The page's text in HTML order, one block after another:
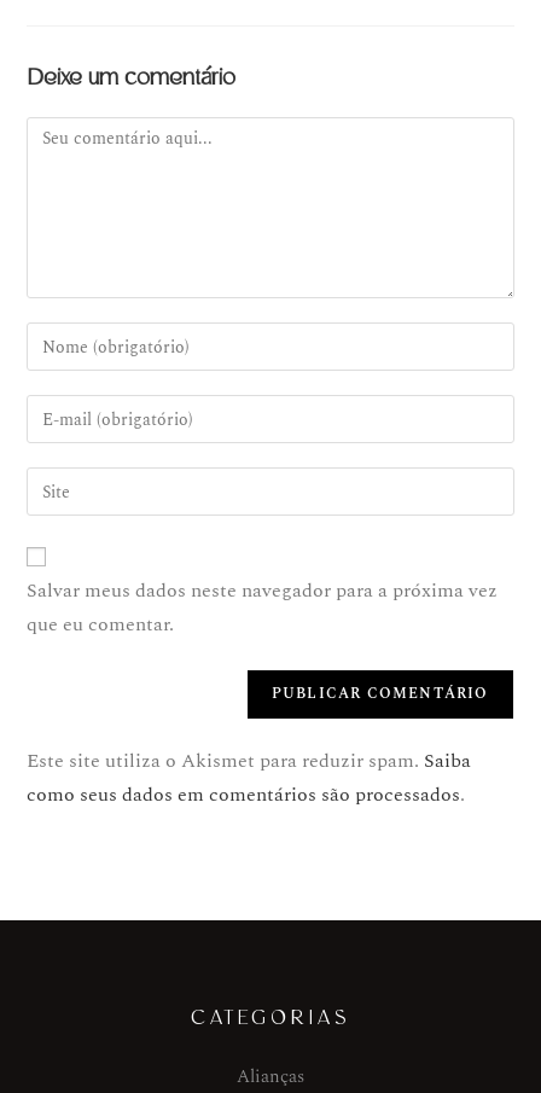
Deixe um comentário
Salvar meus dados neste navegador para a próxima vez
que eu comentar.
Este site utiliza o Akismet para reduzir spam. Saiba
como seus dados em comentários são processados.
CATEGORIAS
Alianças